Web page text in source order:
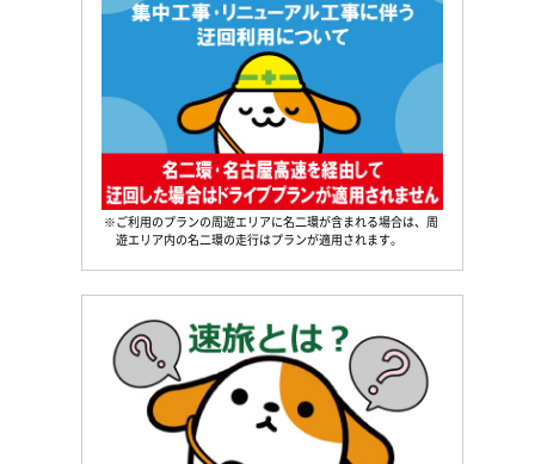
※ご利用のプランの周遊エリアに名二環が含まれる場合は、周
遊エリア内の名二環の走行はプランが適用されます。